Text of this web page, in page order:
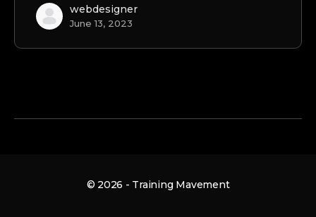
webdesigner
June 13, 2023
© 2026 - Training Mavement